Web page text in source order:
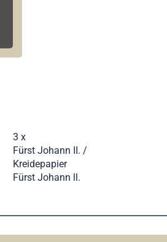
3 x
Fürst Johann II. /
Kreidepapier
Fürst Johann ll.